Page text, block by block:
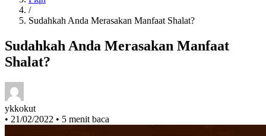
Fiqh
/
Sudahkah Anda Merasakan Manfaat
ykkokut